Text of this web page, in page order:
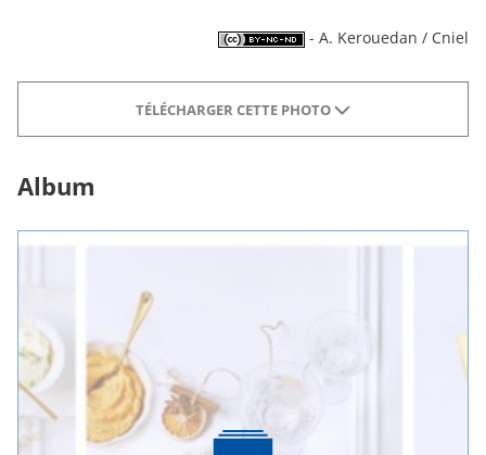
- A. Kerouedan / Cniel
TÉLÉCHARGER CETTE PHOTO
Album